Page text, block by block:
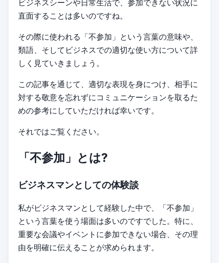
ビジネスシーンや日常生活で、参加できない状況に
直面することは多いのですね。
その際に使われる「不参加」という言葉の意味や、
類語、そしてビジネスでの適切な使い方について詳
しく見ていきましょう。
この記事を通じて、適切な表現を身につけ、相手に
対する敬意を忘れずにコミュニケーションを取るた
めの参考にしていただければ幸いです。
それではご覧ください。
「不参加」とは?
ビジネスマンとしての体験談
私がビジネスマンとして経験した中で、「不参加」
という言葉を使う場面は多いのですでした。特に、
重要な会議やイベントに参加できない場合、その理
由を明確に伝えることが求められます。